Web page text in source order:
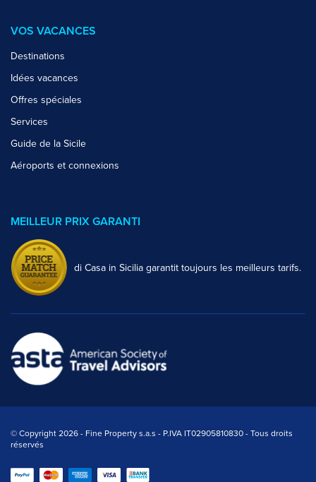
VOS VACANCES
Destinations
Idées vacances
Offres spéciales
Services
Guide de la Sicile
Aéroports et connexions
MEILLEUR PRIX GARANTI
di Casa in Sicilia garantit toujours les meilleurs tarifs.
© Copyright 2026 - Fine Property s.a.s - P.IVA IT02905810830 - Tous droits
réservés